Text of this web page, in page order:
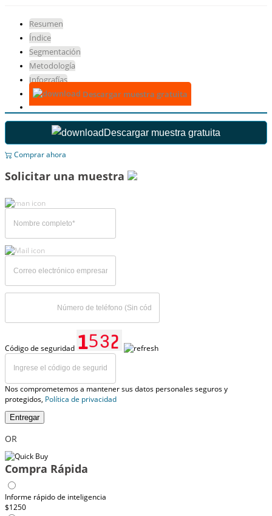
Resumen
Índice
Segmentación
Metodología
Infografías
Descargar muestra gratuita
Descargar muestra gratuita
Comprar ahora
Solicitar una muestra
Código de seguridad
Nos comprometemos a mantener sus datos personales seguros y
protegidos, Política de privacidad
Entregar
OR
Compra Rápida
Informe rápido de inteligencia
$1250